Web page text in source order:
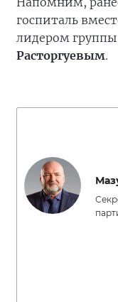
госпиталь
лидером
Расторгуевым.